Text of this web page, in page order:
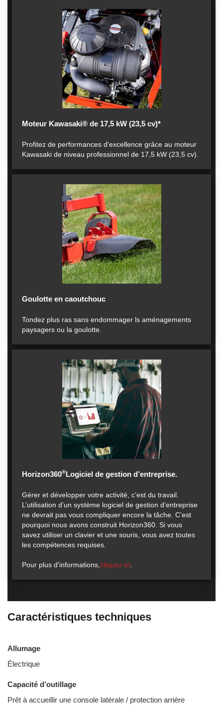
Moteur Kawasaki® de 17,5 kW (23,5 cv)*
Profitez de performances d'excellence grâce au moteur
Kawasaki de niveau professionnel de 17,5 kW (23,5 cv).
Goulotte en caoutchouc
Tondez plus ras sans endommager ls aménagements
paysagers ou la goulotte.
Horizon360®Logiciel de gestion d’entreprise.
Gérer et développer votre activité, c’est du travail.
L’utilisation d’un système logiciel de gestion d’entreprise
ne devrait pas vous compliquer encore la tâche. C’est
pourquoi nous avons construit Horizon360. Si vous
savez utiliser un clavier et une souris, vous avez toutes
les compétences requises.
Pour plus d'informations, cliquez ici
Caractéristiques techniques
Allumage
Électrique
Capacité d’outillage
Prêt à accueillir une console latérale / protection arrière